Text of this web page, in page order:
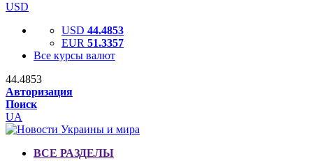
USD
USD 44.4853
EUR 51.3357
Все курсы валют
44.4853
Авторизация
Поиск
UA
ВСЕ РАЗДЕЛЫ